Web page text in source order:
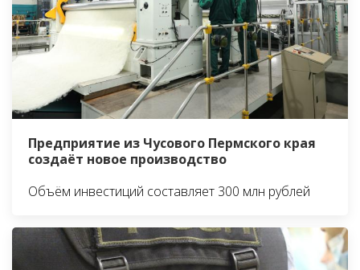
Предприятие из Чусового Пермского края
создаёт новое производство
Объём инвестиций составляет 300 млн рублей